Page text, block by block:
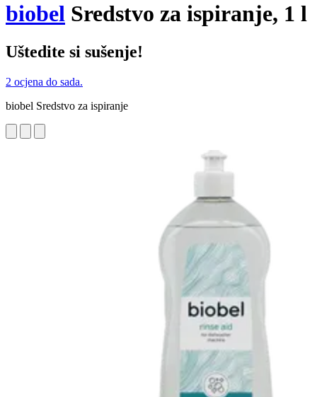
biobel Sredstvo za ispiranje, 1 l
Uštedite si sušenje!
2 ocjena do sada.
biobel Sredstvo za ispiranje